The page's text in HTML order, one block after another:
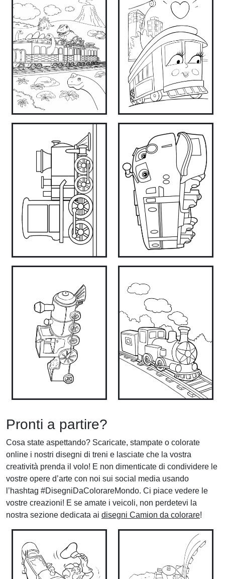
Pronti a partire?
Cosa state aspettando? Scaricate, stampate o colorate
online i nostri disegni di treni e lasciate che la vostra
creatività prenda il volo! E non dimenticate di condividere le
vostre opere d’arte con noi sui social media usando
l’hashtag #DisegniDaColorareMondo. Ci piace vedere le
vostre creazioni! E se amate i veicoli, non perdetevi la
nostra sezione dedicata ai disegni Camion da colorare!